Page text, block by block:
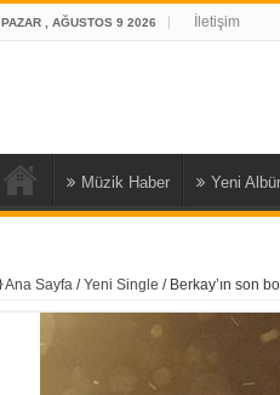
PAZAR , AĞUSTOS 9 2026 İletişim
Müzik Haber Yeni
Ana Sayfa / Yeni Single / Berkay’ın son